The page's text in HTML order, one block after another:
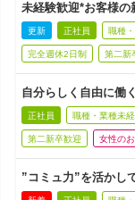
未経験歓迎*お客様の
更新 正社員 職種
完全週休2日制 第二新
自分らしく自由に働
正社員 職種・業種未
第二新卒歓迎 女性の
”コミュ力”を活かし